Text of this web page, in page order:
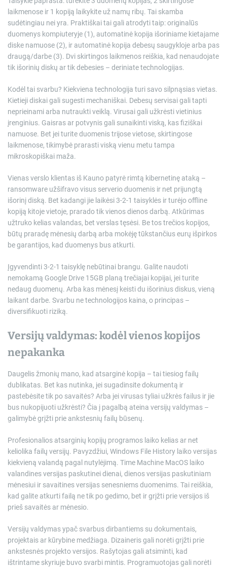
laikmenose ir 1 kopiją laikykite už namų ribų. Tai skamba
sudėtingiau nei yra. Praktiškai tai gali atrodyti taip: originalūs
duomenys kompiuteryje (1), automatinė kopija išoriniame kietajame
diske namuose (2), ir automatinė kopija debesų saugykloje arba pas
draugą/darbe (3). Dvi skirtingos laikmenos reiškia, kad nenaudojate
tik išorinių diskų ar tik debesies – deriniate technologijas.
Kodėl tai svarbu? Kiekviena technologija turi savo silpnąsias vietas.
Kietieji diskai gali sugesti mechaniškai. Debesų servisai gali tapti
neprieinami arba nutraukti veiklą. Virusai gali užkrėsti vietinius
įrenginius. Gaisras ar potvynis gali sunaikinti viską, kas fiziškai
namuose. Bet jei turite duomenis trijose vietose, skirtingose
laikmenose, tikimybė prarasti viską vienu metu tampa
mikroskopiškai maža.
Vienas verslo klientas iš Kauno patyrė rimtą kibernetinę ataką –
ransomware užšifravo visus serverio duomenis ir net prijungtą
išorinį diską. Bet kadangi jie laikėsi 3-2-1 taisyklės ir turėjo offline
kopiją kitoje vietoje, prarado tik vienos dienos darbą. Atkūrimas
užtruko kelias valandas, bet verslas tęsėsi. Be tos trečios kopijos,
būtų praradę mėnesių darbą arba mokėję tūkstančius eurų išpirkos
be garantijos, kad duomenys bus atkurti.
Įgyvendinti 3-2-1 taisyklę nebūtinai brangu. Galite naudoti
nemokamą Google Drive 15GB planą trečiajai kopijai, jei turite
nedaug duomenų. Arba kas mėnesį keisti du išorinius diskus, vieną
laikant darbe. Svarbu ne technologijos kaina, o principas –
diversifikuoti riziką.
Versijų valdymas: kodėl vienos kopijos
nepakanka
Daugelis žmonių mano, kad atsarginė kopija – tai tiesiog failų
dublikatas. Bet kas nutinka, jei sugadinsite dokumentą ir
pastebėsite tik po savaitės? Arba jei virusas tyliai užkrės failus ir jie
bus nukopijuoti užkrėsti? Čia į pagalbą ateina versijų valdymas –
galimybė grįžti prie ankstesnių failų būsenų.
Profesionalios atsarginių kopijų programos laiko kelias ar net
keliolika failų versijų. Pavyzdžiui, Windows File History laiko versijas
kiekvieną valandą pagal nutylėjimą. Time Machine MacOS laiko
valandines versijas paskutinei dienai, dienos versijas paskutiniam
mėnesiui ir savaitines versijas senesniems duomenims. Tai reiškia,
kad galite atkurti failą ne tik po gedimo, bet ir grįžti prie versijos iš
prieš savaitės ar mėnesio.
Versijų valdymas ypač svarbus dirbantiems su dokumentais,
projektais ar kūrybine medžiaga. Dizaineris gali norėti grįžti prie
ankstesnės projekto versijos. Rašytojas gali atsiminti, kad
ištrintame skyriuje buvo svarbi mintis. Programuotojas gali norėti